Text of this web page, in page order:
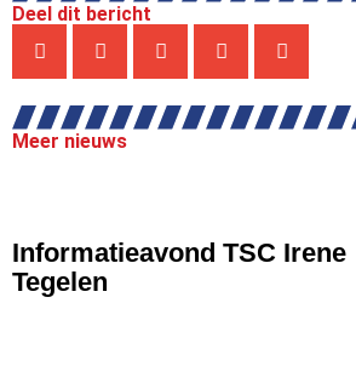
Deel dit bericht
Meer nieuws
Informatieavond TSC Irene
Tegelen